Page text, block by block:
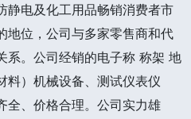
静电及化工用品畅销消费者市
地位，公司与多家零售商和代
系。公司经销的电子称 称架 地
料）机械设备、测试仪表仪
全、价格合理。公司实力雄